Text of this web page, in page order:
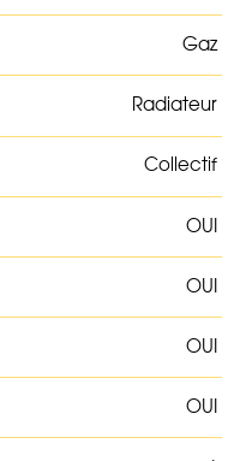
Gaz
Radiateur
Collectif
OUI
OUI
OUI
OUI